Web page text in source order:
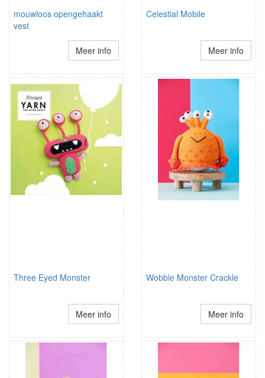
mouwloos opengehaakt
vest
Meer info
Celestial Mobile
Meer info
Three Eyed Monster
Meer info
Wobble Monster Crackle
Meer info